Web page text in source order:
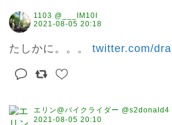
1103 @___IM10I
2021-08-05 20:18
たしかに。。。 twitter.com/
エリン@バイクライダー @s2donald4
2021-08-05 20:10